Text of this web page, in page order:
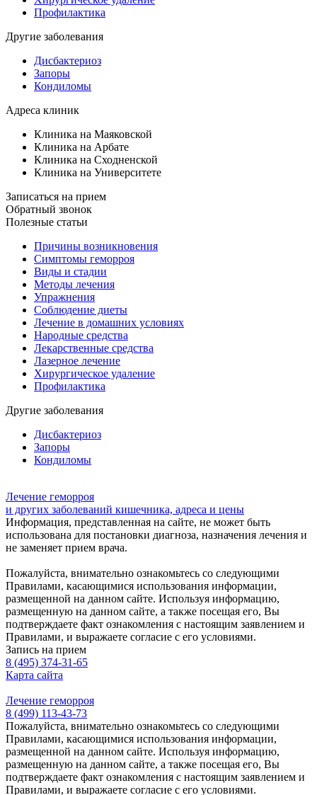
Профилактика
Другие заболевания
Дисбактериоз
Запоры
Кондиломы
Адреса клиник
Клиника на Маяковской
Клиника на Арбате
Клиника на Сходненской
Клиника на Университете
Записаться на прием
Обратный звонок
Полезные статьи
Причины возникновения
Симптомы геморроя
Виды и стадии
Методы лечения
Упражнения
Соблюдение диеты
Лечение в домашних условиях
Народные средства
Лекарственные средства
Лазерное лечение
Хирургическое удаление
Профилактика
Другие заболевания
Дисбактериоз
Запоры
Кондиломы
Лечение геморроя
и других заболеваний кишечника, адреса и цены
Информация, представленная на сайте, не может быть
использована для постановки диагноза, назначения лечения и
не заменяет прием врача.
Пожалуйста, внимательно ознакомьтесь со следующими
Правилами, касающимися использования информации,
размещенной на данном сайте. Используя информацию,
размещенную на данном сайте, а также посещая его, Вы
подтверждаете факт ознакомления с настоящим заявлением и
Правилами, и выражаете согласие с его условиями.
Запись на прием
8 (495) 374-31-65
Карта сайта
Лечение геморроя
8 (499) 113-43-73
Пожалуйста, внимательно ознакомьтесь со следующими
Правилами, касающимися использования информации,
размещенной на данном сайте. Используя информацию,
размещенную на данном сайте, а также посещая его, Вы
подтверждаете факт ознакомления с настоящим заявлением и
Правилами, и выражаете согласие с его условиями.